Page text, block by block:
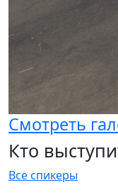
Смотреть
Кто
Все спикеры